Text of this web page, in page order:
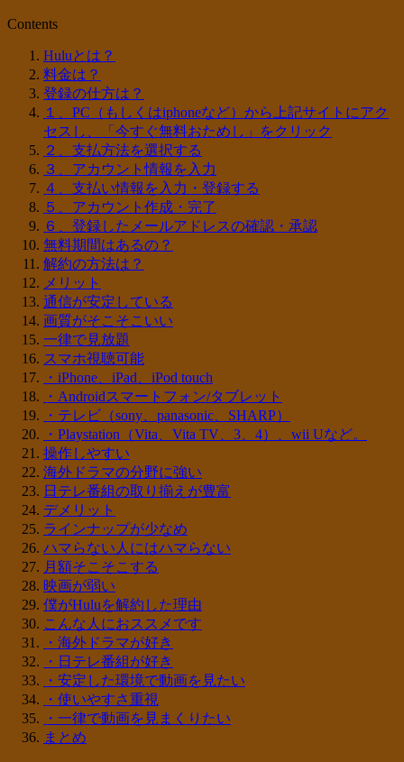
Contents
Huluとは？
料金は？
登録の仕方は？
１、PC（もしくはiphoneなど）から上記サイトにアク
セスし、「今すぐ無料おためし」をクリック
２、支払方法を選択する
３、アカウント情報を入力
４、支払い情報を入力・登録する
５、アカウント作成・完了
６、登録したメールアドレスの確認・承認
無料期間はあるの？
解約の方法は？
メリット
通信が安定している
画質がそこそこいい
一律で見放題
スマホ視聴可能
・iPhone、iPad、iPod touch
・Androidスマートフォン/タブレット
・テレビ（sony、panasonic、SHARP）
・Playstation（Vita、Vita TV、3、4）、wii Uなど。
操作しやすい
海外ドラマの分野に強い
日テレ番組の取り揃えが豊富
デメリット
ラインナップが少なめ
ハマらない人にはハマらない
月額そこそこする
映画が弱い
僕がHuluを解約した理由
こんな人におススメです
・海外ドラマが好き
・日テレ番組が好き
・安定した環境で動画を見たい
・使いやすさ重視
・一律で動画を見まくりたい
まとめ